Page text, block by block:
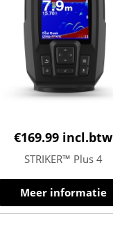
€169.99 incl.btw
STRIKER™ Plus 4
Meer informatie